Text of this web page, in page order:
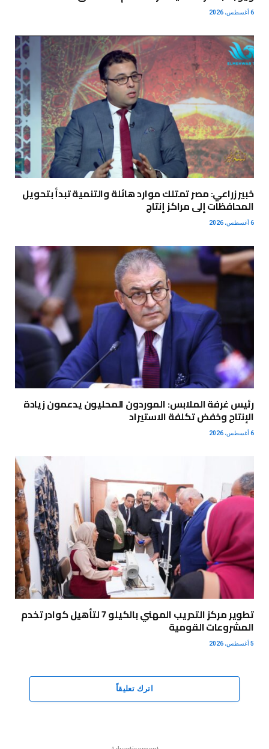
6 أغسطس، 2026
خبير زراعي: مصر تمتلك موارد هائلة والتنمية تبدأ بتحويل
المحافظات إلى مراكز إنتاج
6 أغسطس، 2026
رئيس غرفة الملابس: الموردون المحليون يدعمون زيادة
الإنتاج وخفض تكلفة الاستيراد
6 أغسطس، 2026
تطوير مركز التدريب المهني بالكيلو 7 لتأهيل كوادر تخدم
المشروعات القومية
5 أغسطس، 2026
اترك تعليقاً